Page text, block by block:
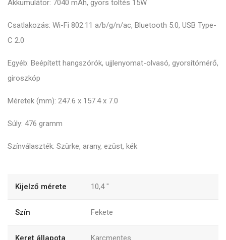
Akkumulátor: 7040 mAh, gyors töltés 15W
Csatlakozás: Wi-Fi 802.11 a/b/g/n/ac, Bluetooth 5.0, USB Type-
C 2.0
Egyéb: Beépített hangszórók, ujjlenyomat-olvasó, gyorsítómérő,
giroszkóp
Méretek (mm): 247.6 x 157.4 x 7.0
Súly: 476 gramm
Színválaszték: Szürke, arany, ezüst, kék
Kijelző mérete 10,4 "
Szín Fekete
Keret állapota Karcmentes